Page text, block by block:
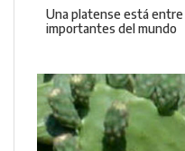
Una platense está
importantes del mundo